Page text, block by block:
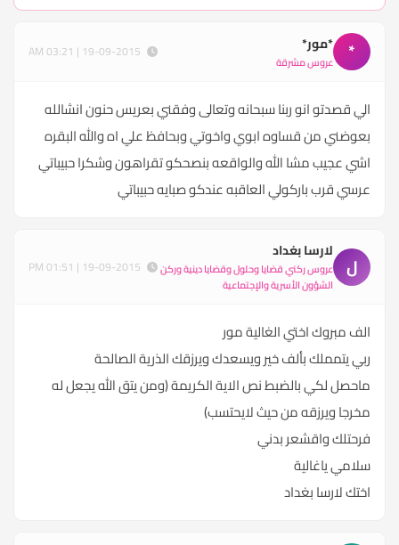
* *مور*
عروس مشرقة
الي قصدتو انو ربنا سبحانه وتعالى وفقني بعريس حنون انشالله
بعوضني من قساوه ابوي واخوتي وبحافظ علي اه والله البقره
اشي عجيب مشا الله والواقعه بنصحكو تقراهون وشكرا حبيباتي
عرسي قرب باركولي العاقبه عندكو صبايه حبيباتي
ل
لارسا بغداد
عروس ركني قضايا وحلول وقضايا دينية وركن
الشؤون الأسرية والإجتماعية
الف مبروك اختي الغالية مور
ربي يتمملك بألف خير ويسعدك ويرزقك الذرية الصالحة
ماحصل لكي بالضبط نص الاية الكريمة (ومن يتق الله يجعل له
مخرجا ويرزقه من حيث لايحتسب)
فرحتلك واقشعر بدني
سلامي ياغالية
اختك لارسا بغداد